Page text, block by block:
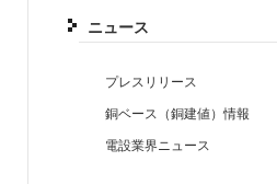
ニュース
プレスリリース
銅ベース（銅建値）情報
電設業界ニュース